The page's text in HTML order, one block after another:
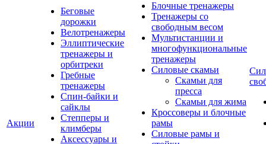
Акции
Беговые
дорожки
Велотренажеры
Эллиптические
тренажеры и
орбитреки
Гребные
тренажеры
Спин-байки и
сайклы
Степперы и
климберы
Аксессуары и
Блочные тренажеры
Тренажеры со
свободным весом
Мультистанции и
многофункциональные
тренажеры
Силовые скамьи
Скамьи для
пресса
Скамьи для жима
Кроссоверы и блочные
рамы
Силовые рамы и